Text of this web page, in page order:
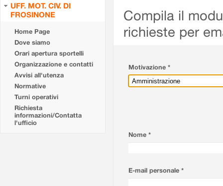
UFF. MOT. CIV. DI
FROSINONE
Home Page
Dove siamo
Orari apertura sportelli
Organizzazione e contatti
Avvisi all'utenza
Normative
Turni operativi
Richiesta
informazioni/Contatta
l'ufficio
Compila il
richieste per
Motivazione *
Nome *
E-mail personale *